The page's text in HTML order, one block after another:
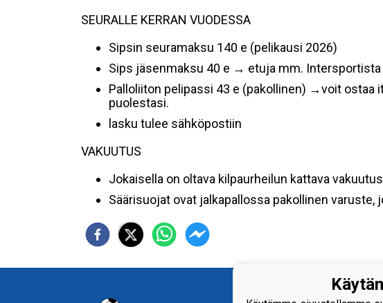
SEURALLE KERRAN VUODESSA
Sipsin seuramaksu 140 e (pelikausi 2026)
Sips jäsenmaksu 40 e → etuja mm. Intersportista
Palloliiton pelipassi 43 e (pakollinen) →voit ostaa
puolestasi.
lasku tulee sähköpostiin
VAKUUTUS
Jokaisella on oltava kilpaurheilun kattava
Säärisuojat ovat jalkapallossa pakollinen varuste,
Siilinjärven